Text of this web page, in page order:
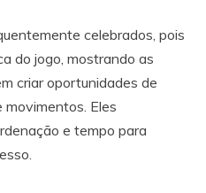
celebrados, pois
do jogo, mostrando as
criar oportunidades de
Eles
e tempo para